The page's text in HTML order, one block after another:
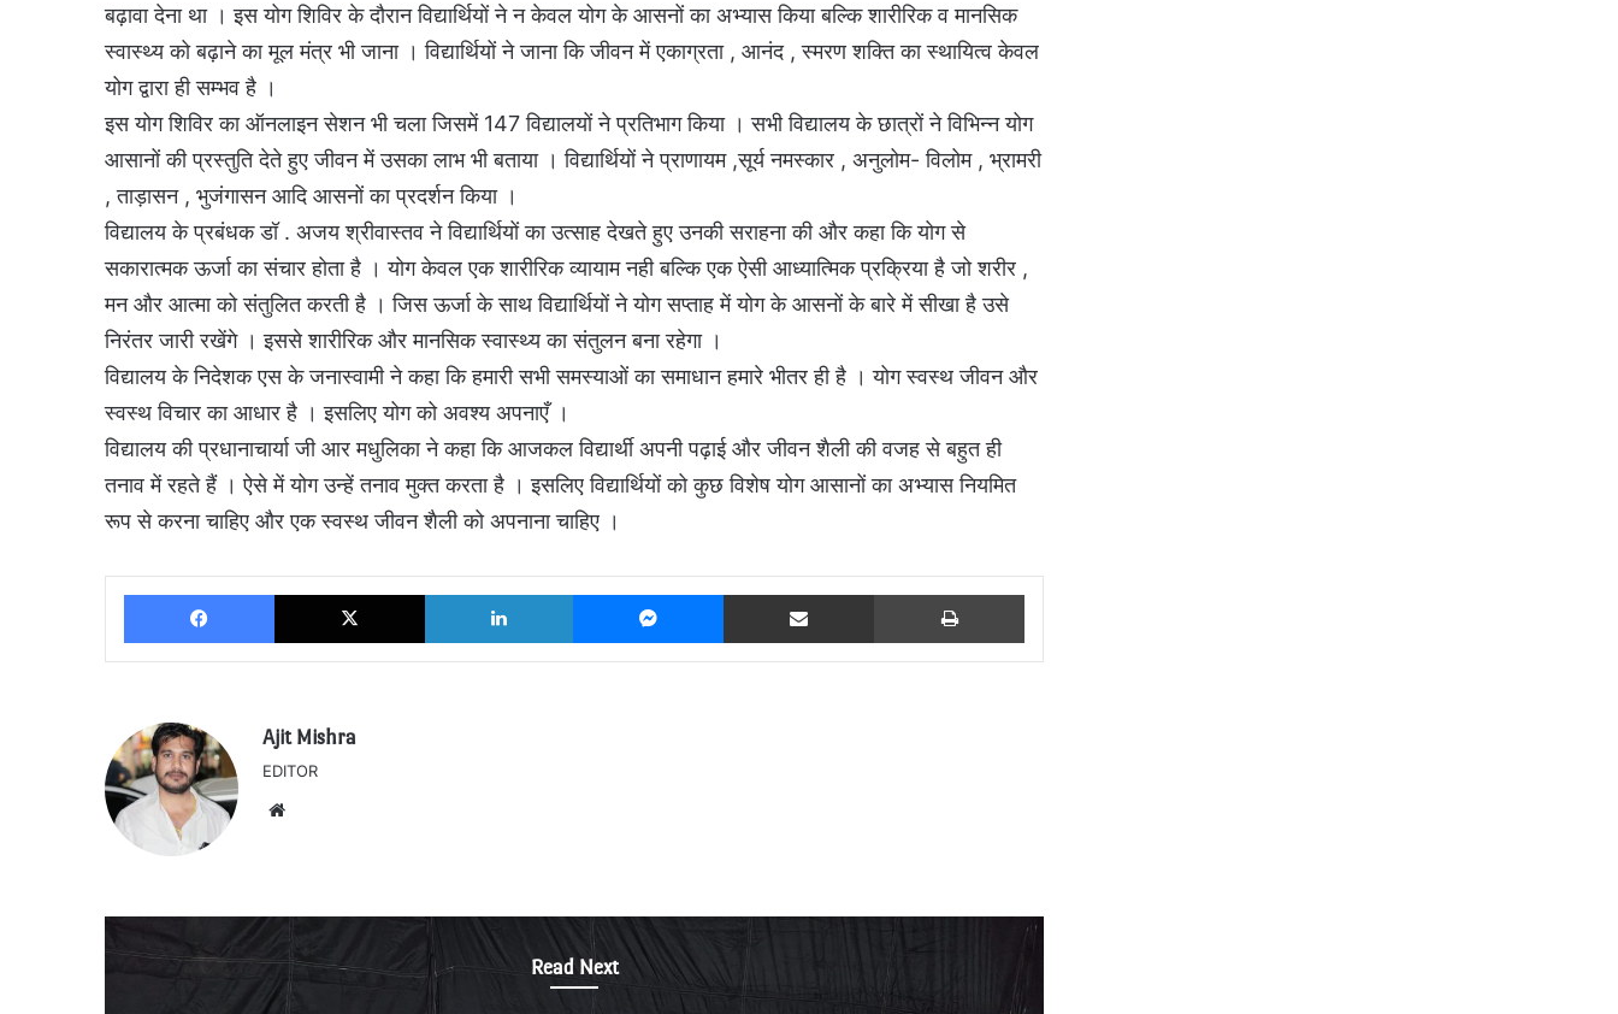
बढ़ावा देना था । इस योग शिविर के दौरान विद्यार्थियों ने न केवल योग के आसनों का अभ्यास किया बल्कि शारीरिक व मानसिक
स्वास्थ्य को बढ़ाने का मूल मंत्र भी जाना । विद्यार्थियों ने जाना कि जीवन में एकाग्रता , आनंद , स्मरण शक्ति का स्थायित्व केवल
योग द्वारा ही सम्भव है ।
इस योग शिविर का ऑनलाइन सेशन भी चला जिसमें 147 विद्यालयों ने प्रतिभाग किया । सभी विद्यालय के छात्रों ने विभिन्न योग
आसानों की प्रस्तुति देते हुए जीवन में उसका लाभ भी बताया । विद्यार्थियों ने प्राणायम ,सूर्य नमस्कार , अनुलोम- विलोम , भ्रामरी
, ताड़ासन , भुजंगासन आदि आसनों का प्रदर्शन किया ।
विद्यालय के प्रबंधक डॉ . अजय श्रीवास्तव ने विद्यार्थियों का उत्साह देखते हुए उनकी सराहना की और कहा कि योग से
सकारात्मक ऊर्जा का संचार होता है । योग केवल एक शारीरिक व्यायाम नही बल्कि एक ऐसी आध्यात्मिक प्रक्रिया है जो शरीर ,
मन और आत्मा को संतुलित करती है । जिस ऊर्जा के साथ विद्यार्थियों ने योग सप्ताह में योग के आसनों के बारे में सीखा है उसे
निरंतर जारी रखेंगे । इससे शारीरिक और मानसिक स्वास्थ्य का संतुलन बना रहेगा ।
विद्यालय के निदेशक एस के जनास्वामी ने कहा कि हमारी सभी समस्याओं का समाधान हमारे भीतर ही है । योग स्वस्थ जीवन और
स्वस्थ विचार का आधार है । इसलिए योग को अवश्य अपनाएँ ।
विद्यालय की प्रधानाचार्या जी आर मधुलिका ने कहा कि आजकल विद्यार्थी अपनी पढ़ाई और जीवन शैली की वजह से बहुत ही
तनाव में रहते हैं । ऐसे में योग उन्हें तनाव मुक्त करता है । इसलिए विद्यार्थियों को कुछ विशेष योग आसानों का अभ्यास नियमित
रूप से करना चाहिए और एक स्वस्थ जीवन शैली को अपनाना चाहिए ।
Facebook X LinkedIn Messenger Share via Email Print
Ajit Mishra
EDITOR
Read Next